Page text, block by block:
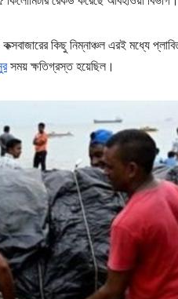
কিছু নিম্নাঞ্চল এরই মধ্যে
সময় ক্ষতিগ্রস্ত হয়েছিল।